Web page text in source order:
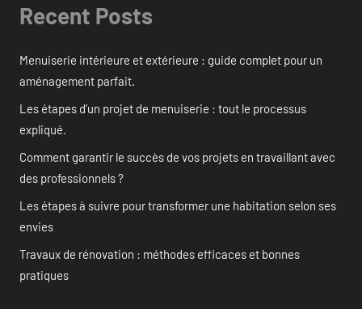
Recent Posts
Menuiserie intérieure et extérieure : guide complet pour un
aménagement parfait.
Les étapes d’un projet de menuiserie : tout le processus
expliqué.
Comment garantir le succès de vos projets en travaillant avec
des professionnels ?
Les étapes à suivre pour transformer une habitation selon ses
envies
Travaux de rénovation : méthodes efficaces et bonnes
pratiques